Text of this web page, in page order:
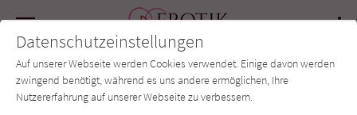
SUCHE Forum Charts Newsletter
Datenschutzeinstellungen
Auf unserer Webseite werden Cookies verwendet. Einige davon werden
zwingend benötigt, während es uns andere ermöglichen, Ihre
Nutzererfahrung auf unserer Webseite zu verbessern.